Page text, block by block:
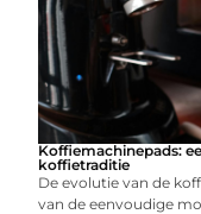
Koffiemachinepads:
koffietraditie
De evolutie van de
van de eenvoudige